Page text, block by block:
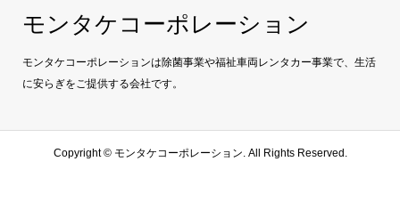
モンタケコーポレーション
モンタケコーポレーションは除菌事業や福祉車両レンタカー事業で、生活
に安らぎをご提供する会社です。
Copyright ©モンタケコーポレーション. All Rights Reserved.